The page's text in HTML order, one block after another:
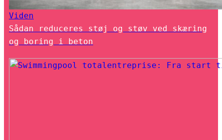
Viden
Sådan reduceres støj og støv ved skæring
og boring i beton